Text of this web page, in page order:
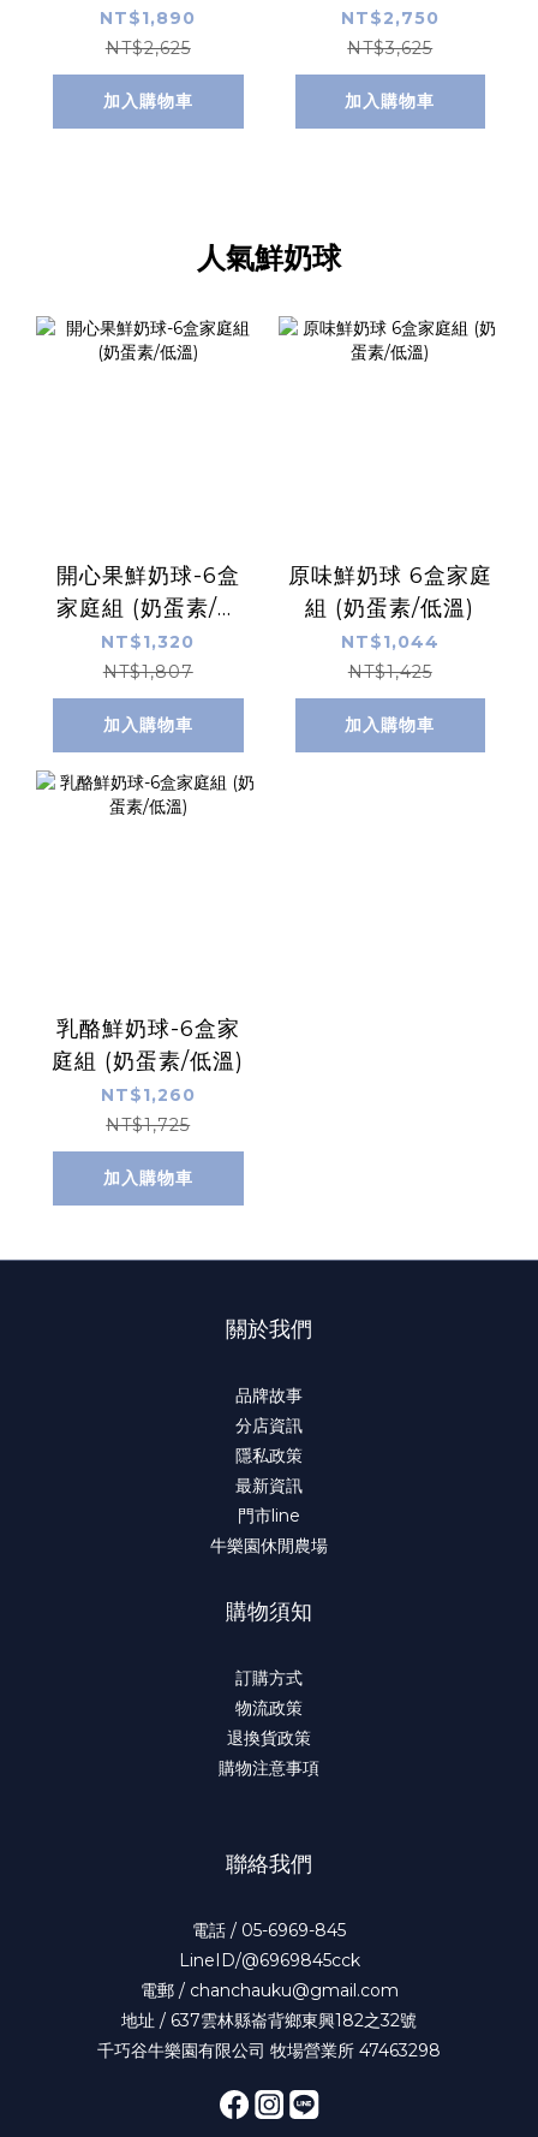
NT$1,890
NT$2,625
加入購物車
NT$2,750
NT$3,625
加入購物車
人氣鮮奶球
開心果鮮奶球-6盒
家庭組 (奶蛋素/低
溫)
NT$1,320
NT$1,807
加入購物車
原味鮮奶球 6盒家庭
組 (奶蛋素/低溫)
NT$1,044
NT$1,425
加入購物車
乳酪鮮奶球-6盒家
庭組 (奶蛋素/低溫)
NT$1,260
NT$1,725
加入購物車
關於我們
品牌故事
分店資訊
隱私政策
最新資訊
門市line
牛樂園休閒農場
購物須知
訂購方式
物流政策
退換貨政策
購物注意事項
聯絡我們
電話 / 05-6969-845
LineID/@6969845cck
電郵 / chanchauku@gmail.com
地址 / 637雲林縣崙背鄉東興182之32號
千巧谷牛樂園有限公司 牧場營業所 47463298